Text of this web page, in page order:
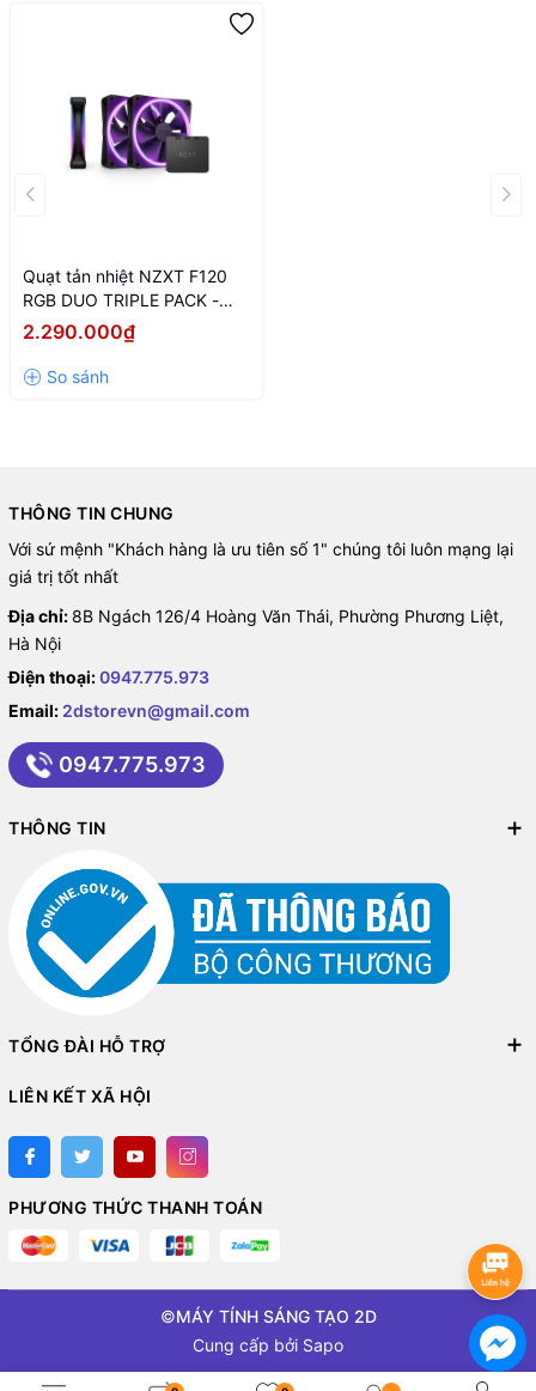
Quạt tản nhiệt NZXT F120
RGB DUO TRIPLE PACK -
BLACK
2.290.000₫
THÔNG TIN CHUNG
Với sứ mệnh "Khách hàng là ưu tiên số 1" chúng tôi luôn mạng lại
giá trị tốt nhất
Địa chỉ: 8B Ngách 126/4 Hoàng Văn Thái, Phường Phương Liệt,
Hà Nội
Điện thoại:0947.775.973
Email: 2dstorevn@gmail.com
0947.775.973
THÔNG TIN
TỔNG ĐÀI HỖ TRỢ
LIÊN KẾT XÃ HỘI
PHƯƠNG THỨC THANH TOÁN
©MÁY TÍNH SÁNG TẠO 2D
Cung cấp bởi Sapo